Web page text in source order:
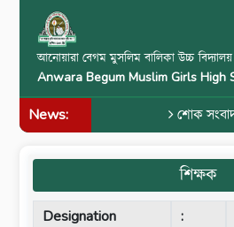
আনোয়ারা বেগম মুসলিম বালিকা উচ্চ
Anwara Begum Muslim Girls High
News: শোক
শিক্ষক
Designation :